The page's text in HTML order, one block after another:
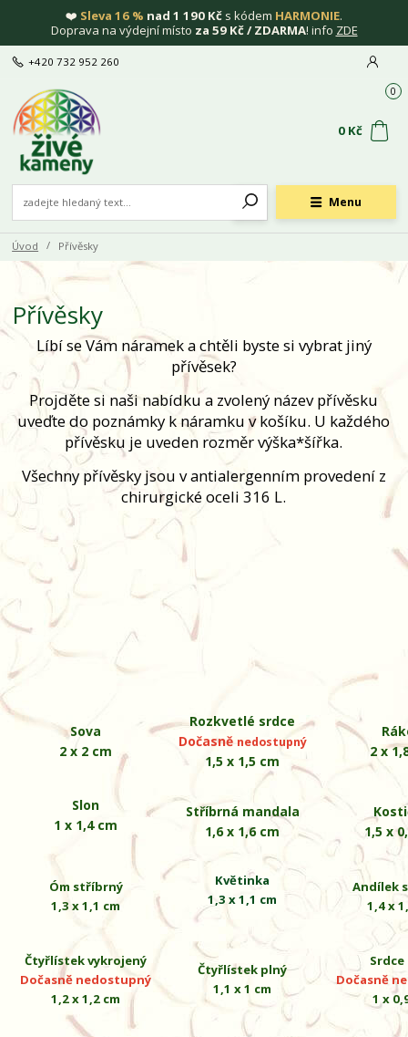
❤️ Sleva 16 % nad 1 190 Kč s kódem HARMONIE.
Doprava na výdejní místo za 59 Kč / ZDARMA! info ZDE
Menu
+420 732 952 260
0
0 Kč
Úvod Přívěsky
Přívěsky
Líbí se Vám náramek a chtěli byste si vybrat jiný
přívěsek?
Projděte si naši nabídku a zvolený název přívěsku
uveďte do poznámky k náramku v košíku. U každého
přívěsku je uveden rozměr výška*šířka.
Všechny přívěsky jsou v antialergenním provedení z
chirurgické oceli 316 L.
Sova
2 x 2 cm
Rozkvetlé srdce
Dočasně nedostupný
1,5 x 1,5 cm
2 x
Slon
1 x 1,4 cm
Stříbrná mandala
1,6 x 1,6 cm
1,5 x
Óm stříbrný
1,3 x 1,1 cm
Květinka
1,3 x 1,1 cm
Andílek
1,4 x
Čtyřlístek vykrojený
Dočasně nedostupný
1,2 x 1,2 cm
Čtyřlístek plný
1,1 x 1 cm
Dočasně
1 x